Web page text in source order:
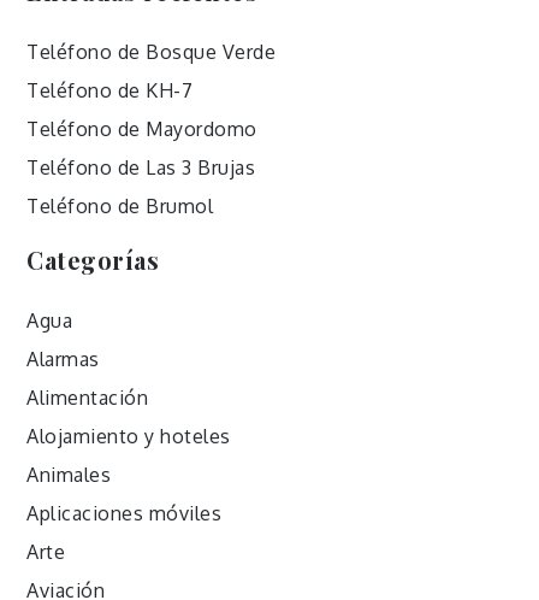
Teléfono de Bosque Verde
Teléfono de KH-7
Teléfono de Mayordomo
Teléfono de Las 3 Brujas
Teléfono de Brumol
Categorías
Agua
Alarmas
Alimentación
Alojamiento y hoteles
Animales
Aplicaciones móviles
Arte
Aviación